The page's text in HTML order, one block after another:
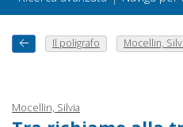
Il poligrafo Mocellin,
Mocellin, Silvia